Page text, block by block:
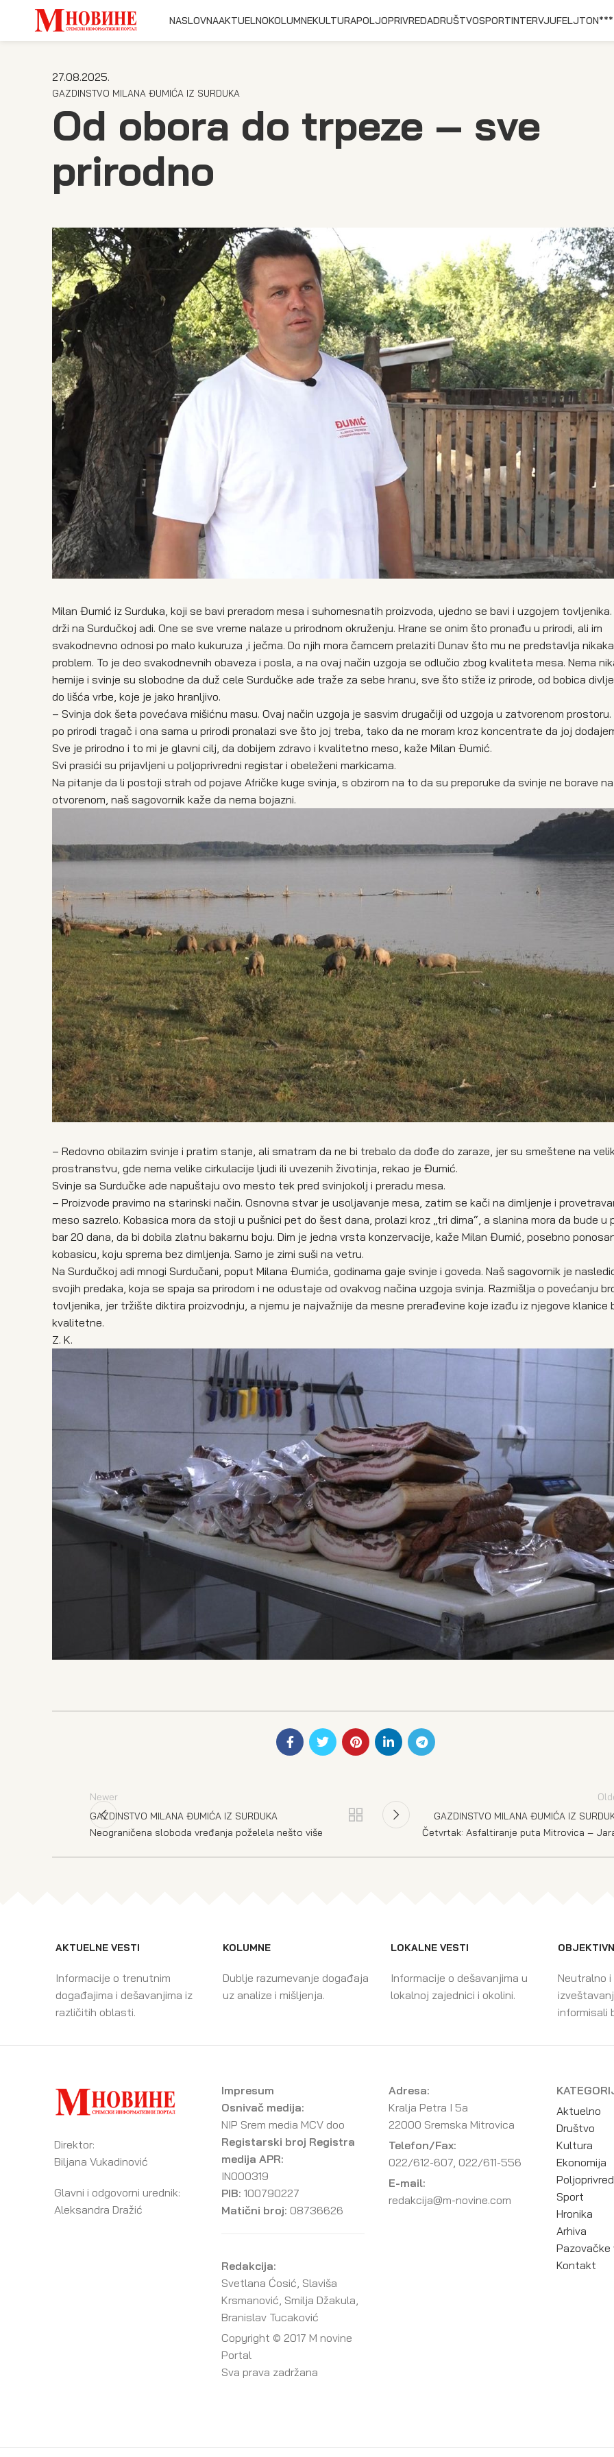
NASLOVNAAKTUELNOKOLUMNEKULTURAPOLJOPRIVREDADRUŠTVOSPORTINTERVJUFELJTON***
27.08.2025.
GAZDINSTVO MILANA ĐUMIĆA IZ SURDUKA
Od obora do trpeze – sve
prirodno
Milan Đumić iz Surduka, koji se bavi preradom mesa i suhomesnatih proizvoda, ujedno se bavi i uzgojem tovljenika.
drži na Surdučkoj adi. One se sve vreme nalaze u prirodnom okruženju. Hrane se onim što pronađu u prirodi, ali im
svakodnevno odnosi po malo kukuruza ,i ječma. Do njih mora čamcem prelaziti Dunav što mu ne predstavlja
problem. To je deo svakodnevnih obaveza i posla, a na ovaj način uzgoja se odlučio zbog kvaliteta mesa. Nema
hemije i svinje su slobodne da duž cele Surdučke ade traže za sebe hranu, sve što stiže iz prirode, od bobica
do lišća vrbe, koje je jako hranljivo.
– Svinja dok šeta povećava mišićnu masu. Ovaj način uzgoja je sasvim drugačiji od uzgoja u zatvorenom prostoru.
po prirodi tragač i ona sama u prirodi pronalazi sve što joj treba, tako da ne moram kroz koncentrate da joj
Sve je prirodno i to mi je glavni cilj, da dobijem zdravo i kvalitetno meso, kaže Milan Đumić.
Svi prasići su prijavljeni u poljoprivredni registar i obeleženi markicama.
Na pitanje da li postoji strah od pojave Afričke kuge svinja, s obzirom na to da su preporuke da svinje ne borave na
otvorenom, naš sagovornik kaže da nema bojazni.
– Redovno obilazim svinje i pratim stanje, ali smatram da ne bi trebalo da dođe do zaraze, jer su smeštene na
prostranstvu, gde nema velike cirkulacije ljudi ili uvezenih životinja, rekao je Đumić.
Svinje sa Surdučke ade napuštaju ovo mesto tek pred svinjokolj i preradu mesa.
– Proizvode pravimo na starinski način. Osnovna stvar je usoljavanje mesa, zatim se kači na dimljenje i
meso sazrelo. Kobasica mora da stoji u pušnici pet do šest dana, prolazi kroz „tri dima“, a slanina mora da bude u
bar 20 dana, da bi dobila zlatnu bakarnu boju. Dim je jedna vrsta konzervacije, kaže Milan Đumić, posebno
kobasicu, koju sprema bez dimljenja. Samo je zimi suši na vetru.
Na Surdučkoj adi mnogi Surdučani, poput Milana Đumića, godinama gaje svinje i goveda. Naš sagovornik je
svojih predaka, koja se spaja sa prirodom i ne odustaje od ovakvog načina uzgoja svinja. Razmišlja o povećanju
tovljenika, jer tržište diktira proizvodnju, a njemu je najvažnije da mesne prerađevine koje izađu iz njegove klanice
kvalitetne.
Z. K.
Newer
GAZDINSTVO MILANA ĐUMIĆA IZ SURDUKA
Neograničena sloboda vređanja poželela nešto više
GAZDINSTVO MILANA ĐUMIĆA IZ
Četvrtak: Asfaltiranje puta Mitrovica –
AKTUELNE VESTI
Informacije o trenutnim
događajima i dešavanjima iz
različitih oblasti.
KOLUMNE
Dublje razumevanje događaja
uz analize i mišljenja.
LOKALNE VESTI
Informacije o dešavanjima u
lokalnoj zajednici i okolini.
Neutralno
informisali
Direktor:
Biljana Vukadinović
Glavni i odgovorni urednik:
Aleksandra Dražić
Impresum
Osnivač medija:
NIP Srem media MCV doo
Registarski broj Registra
medija APR:
IN000319
PIB: 100790227
Matični broj: 08736626
Redakcija:
Svetlana Ćosić, Slaviša
Krsmanović, Smilja Džakula,
Branislav Tucaković
Copyright © 2017 M novine
Portal
Sva prava zadržana
Adresa:
Kralja Petra I 5a
22000 Sremska Mitrovica
Telefon/Fax:
022/612-607, 022/611-556
E-mail:
redakcija@m-novine.com
Aktuelno
Društvo
Kultura
Ekonomija
Sport
Hronika
Arhiva
Pazovačke
Kontakt